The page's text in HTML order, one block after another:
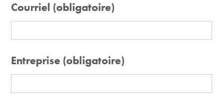
Courriel (obligatoire)
Entreprise (obligatoire)